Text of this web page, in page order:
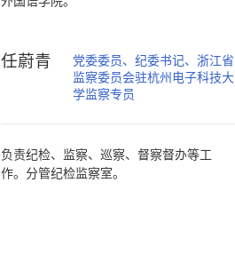
任蔚青
党委委员、纪委书记、浙江省
监察委员会驻杭州电子科技大
学监察专员
负责纪检、监察、巡察、督察督办等工
作。分管纪检监察室。